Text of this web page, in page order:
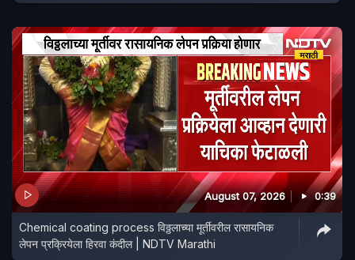
August 07, 2026 0:39
Chemical coating process विठ्ठलाच्या मूर्तीवरील रासायनिक
लेपन प्रक्रियेला हिरवा कंदील | NDTV Marathi